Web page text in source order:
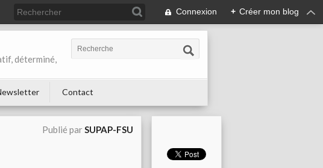
Connexion + Créer mon blog
déterminé,
Contact
Publié parSUPAP-FSU